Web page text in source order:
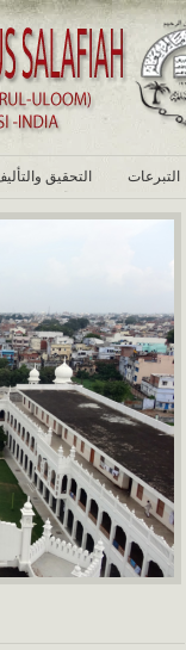
التحقيق التبرعات